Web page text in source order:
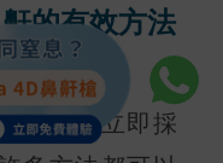
的有效方法
一定要立即採